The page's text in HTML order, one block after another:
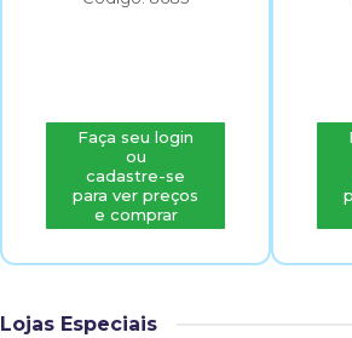
Faça seu login
ou
cadastre-se
para ver preços
e comprar
Lojas Especiais